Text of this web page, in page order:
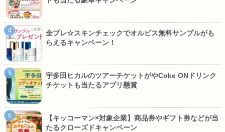
全プレ☆スキンチェックでオルビス無料サンプルがも
らえるキャンペーン！
宇多田ヒカルのツアーチケットがやCoke ONドリンク
チケットも当たるアプリ懸賞
【キッコーマン×対象企業】商品券やギフト券などが当
たるクローズドキャンペーン